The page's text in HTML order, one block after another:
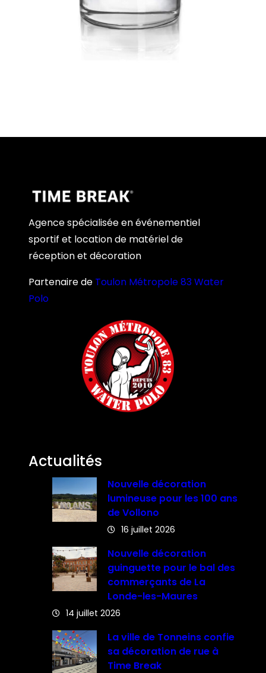
Agence spécialisée en événementiel
sportif et location de matériel de
réception et décoration
Partenaire de Toulon Métropole 83 Water
Polo
Actualités
Nouvelle décoration
lumineuse pour les 100 ans
de Vollono
16 juillet 2026
Nouvelle décoration
guinguette pour le bal des
commerçants de La
Londe-les-Maures
14 juillet 2026
La ville de Tonneins confie
sa décoration de rue à
Time Break